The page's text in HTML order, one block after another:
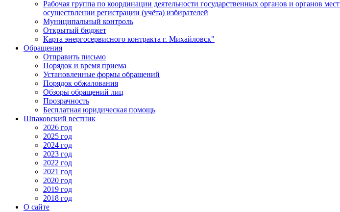
Рабочая группа по координации деятельности государственных органов и органов
осуществлении регистрации (учёта) избирателей
Муниципальный контроль
Открытый бюджет
Карта энергосервисного контракта г. Михайловск"
Обращения
Отправить письмо
Порядок и время приема
Установленные формы обращений
Порядок обжалования
Обзоры обращений лиц
Прозрачность
Бесплатная юридическая помощь
Шпаковский вестник
2026 год
2025 год
2024 год
2023 год
2022 год
2021 год
2020 год
2019 год
2018 год
О сайте